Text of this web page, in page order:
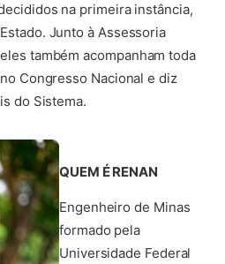
na primeira instância,
Junto à Assessoria
também acompanham toda
Congresso Nacional e diz
do Sistema.
QUEM É RENAN
Engenheiro de Minas
formado pela
Universidade Federal